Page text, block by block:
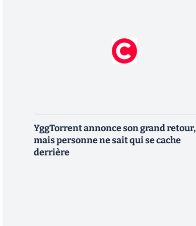
YggTorrent annonce son grand retour,
mais personne ne sait qui se cache
derrière